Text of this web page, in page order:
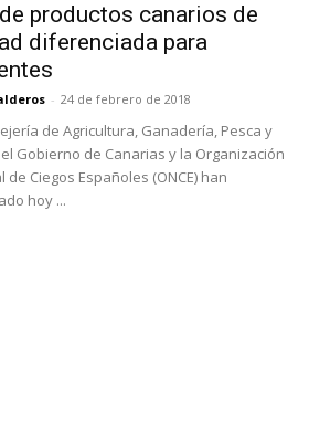
productos canarios de
diferenciada para
- 24 de febrero de 2018
de Agricultura, Ganadería, Pesca y
Gobierno de Canarias y la Organización
de Ciegos Españoles (ONCE) han
hoy ...